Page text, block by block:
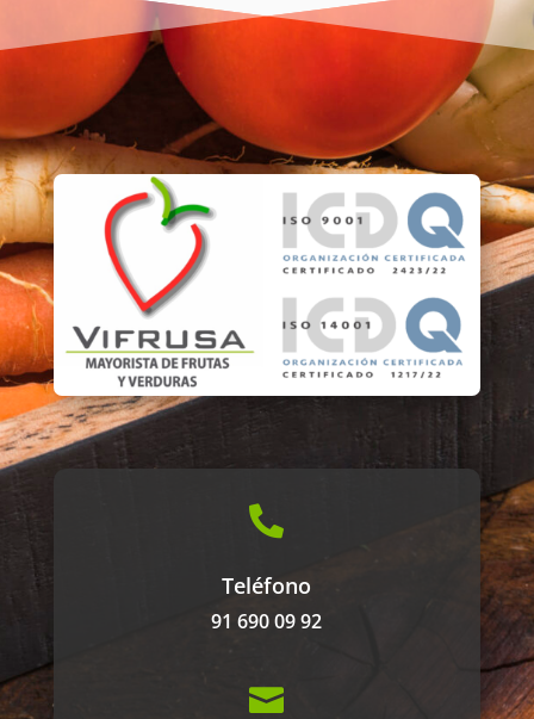

Teléfono
91 690 09 92
